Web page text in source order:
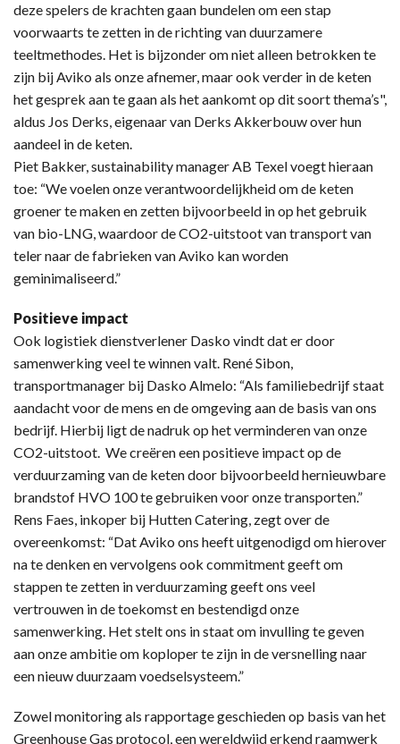
deze spelers de krachten gaan bundelen om een stap
voorwaarts te zetten in de richting van duurzamere
teeltmethodes. Het is bijzonder om niet alleen betrokken te
zijn bij Aviko als onze afnemer, maar ook verder in de keten
het gesprek aan te gaan als het aankomt op dit soort thema’s",
aldus Jos Derks, eigenaar van Derks Akkerbouw over hun
aandeel in de keten.
Piet Bakker, sustainability manager AB Texel voegt hieraan
toe: “We voelen onze verantwoordelijkheid om de keten
groener te maken en zetten bijvoorbeeld in op het gebruik
van bio-LNG, waardoor de CO2-uitstoot van transport van
teler naar de fabrieken van Aviko kan worden
geminimaliseerd.”
Positieve impact
Ook logistiek dienstverlener Dasko vindt dat er door
samenwerking veel te winnen valt. René Sibon,
transportmanager bij Dasko Almelo: “Als familiebedrijf staat
aandacht voor de mens en de omgeving aan de basis van ons
bedrijf. Hierbij ligt de nadruk op het verminderen van onze
CO2-uitstoot. We creëren een positieve impact op de
verduurzaming van de keten door bijvoorbeeld hernieuwbare
brandstof HVO 100 te gebruiken voor onze transporten.”
Rens Faes, inkoper bij Hutten Catering, zegt over de
overeenkomst: “Dat Aviko ons heeft uitgenodigd om hierover
na te denken en vervolgens ook commitment geeft om
stappen te zetten in verduurzaming geeft ons veel
vertrouwen in de toekomst en bestendigd onze
samenwerking. Het stelt ons in staat om invulling te geven
aan onze ambitie om koploper te zijn in de versnelling naar
een nieuw duurzaam voedselsysteem.”
Zowel monitoring als rapportage geschieden op basis van het
Greenhouse Gas protocol, een wereldwijd erkend raamwerk